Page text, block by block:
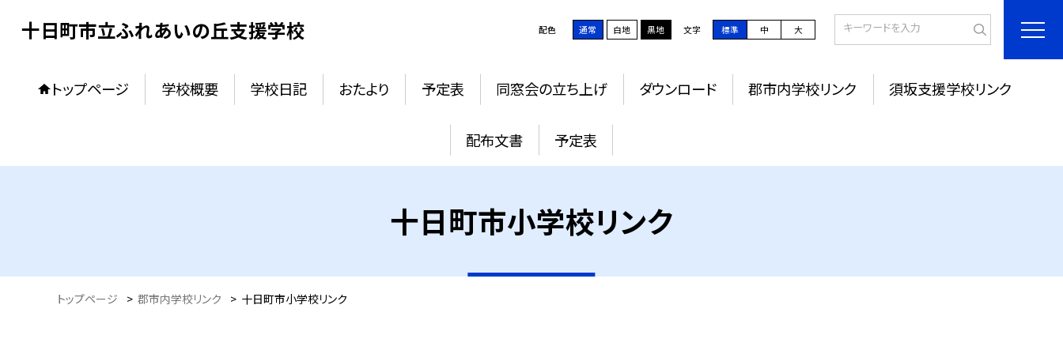
十日町市立ふれあいの丘支援学校 配色 通常 白地 黒地 文字 標準 中 大
トップページ 学校概要 学校日記 おたより 予定表 同窓会の立ち上げ ダウンロード 郡市内学校リンク 須坂支援学校リンク
配布文書 予定表
十日町市小学校リンク
トップページ > 郡市内学校リンク > 十日町市小学校リンク